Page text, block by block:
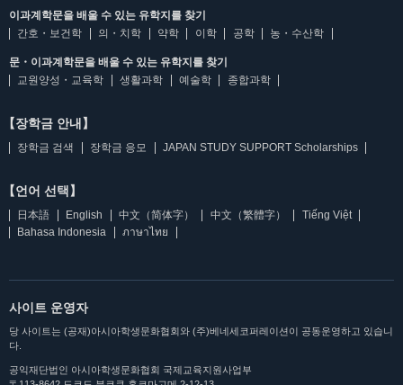
이과계학문을 배울 수 있는 유학지를 찾기
간호・보건학
의・치학 약학 이학 공학 농・수산학
문・이과계학문을 배울 수 있는 유학지를 찾기
교원양성・교육학
생활과학 예술학 종합과학
【장학금 안내】
장학금 검색 장학금 응모 JAPAN STUDY SUPPORT Scholarships
【언어 선택】
日本語 English 中文（简体字） 中文（繁體字）
Tiếng Việt
Bahasa Indonesia
ภาษาไทย
사이트 운영자
당 사이트는 (공재)아시아학생문화협회와 (주)베네세코퍼레이션이 공동운영하고 있습니
다.
공익재단법인 아시아학생문화협회 국제교육지원사업부